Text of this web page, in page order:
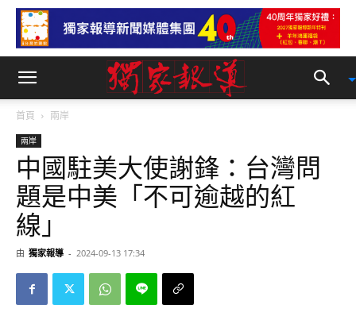
首頁 兩岸
兩岸
中國駐美大使謝鋒：台灣問
題是中美「不可逾越的紅
線」
由 獨家報導 - 2024-09-13 17:34